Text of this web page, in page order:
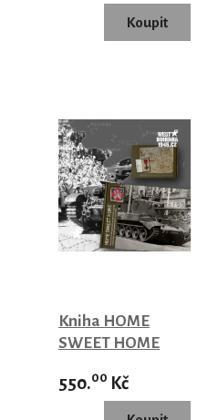
Kniha HOME
SWEET HOME
550.00 Kč